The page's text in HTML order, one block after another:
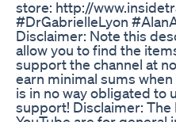
store: http://
#DrGabrielleLyon
Disclaimer: Note this
allow you to find the
support the channel at
earn minimal sums
is in no way obligated to
support! Disclaimer: The